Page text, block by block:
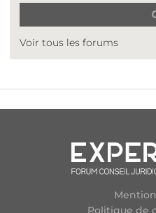
Voir tous les forums
Politique de